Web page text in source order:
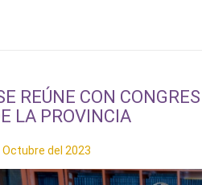
REÚNE CON
LA PROVINCIA
Octubre del 2023